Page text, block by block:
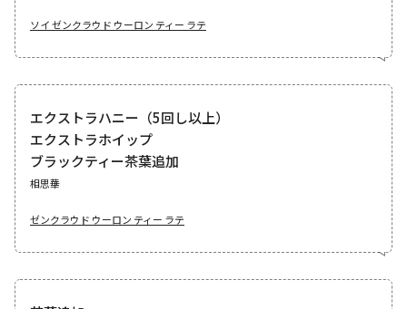
ソイ ゼンクラウド ウーロン ティー ラテ
エクストラハニー（5回し以上）
エクストラホイップ
ブラックティー茶葉追加
相思華
ゼンクラウド ウーロン ティー ラテ